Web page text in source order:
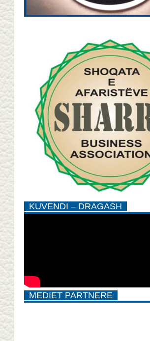
KUVENDI – DRAGASH
MEDIET PARTNERE